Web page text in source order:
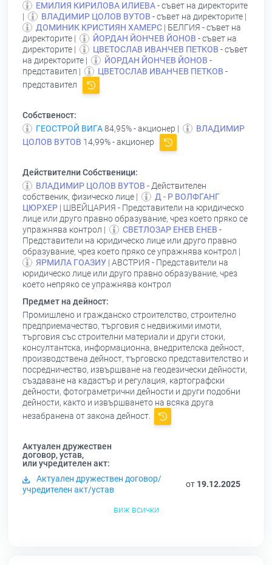
ЕМИЛИЯ КИРИЛОВА ИЛИЕВА- съвет на директорите
|
ВЛАДИМИР ЦОЛОВ ВУТОВ - съвет на директорите |
ДОМИНИК КРИСТИЯН ХАМЕРС | БЕЛГИЯ - съвет на
директорите |
ЙОРДАН ЙОНЧЕВ ЙОНОВ - съвет на
директорите |
ЦВЕТОСЛАВ ИВАНЧЕВ ПЕТКОВ - съвет
на директорите |
ЙОРДАН ЙОНЧЕВ ЙОНОВ -
представител |
ЦВЕТОСЛАВ ИВАНЧЕВ ПЕТКОВ -
представител
Собственост:
ГЕОСТРОЙ ВИГА84,95% - акционер |
ВЛАДИМИР
ЦОЛОВ ВУТОВ 14,99% - акционер
Действителни Собственици:
ВЛАДИМИР ЦОЛОВ ВУТОВ - Действителен
собственик, физическо лице |
Д - Р ВОЛФГАНГ
ЦЮРХЕР | ШВЕЙЦАРИЯ - Представители на юридическо
лице или друго правно образувание, чрез което пряко се
упражнява контрол |
СВЕТЛОЗАР ЕНЕВ ЕНЕВ -
Представители на юридическо лице или друго правно
образувание, чрез което пряко се упражнява контрол |
ЯРМИЛА ГОАЗИУ | АВСТРИЯ - Представители на
юридическо лице или друго правно образувание, чрез
което непряко се упражнява контрол
Предмет на дейност:
Промишлено и гражданско строителство, строително
предприемачество, търговия с недвижими имоти,
търговия със строителни материали и други стоки,
консултантска, информационна, внедрителска дейност,
производствена дейност, търговско представителство и
посредничество, извършване на геодезически дейности,
създаване на кадастър и регулация, картографски
дейности, фотограметрични дейности и други подобни
дейности, както и извършването на всяка друга
незабранена от закона дейност.
Актуален дружествен
договор, устав,
или учредителен акт:
Актуален дружествен договор/
учредителен акт/устав
от 19.12.2025
виж всички